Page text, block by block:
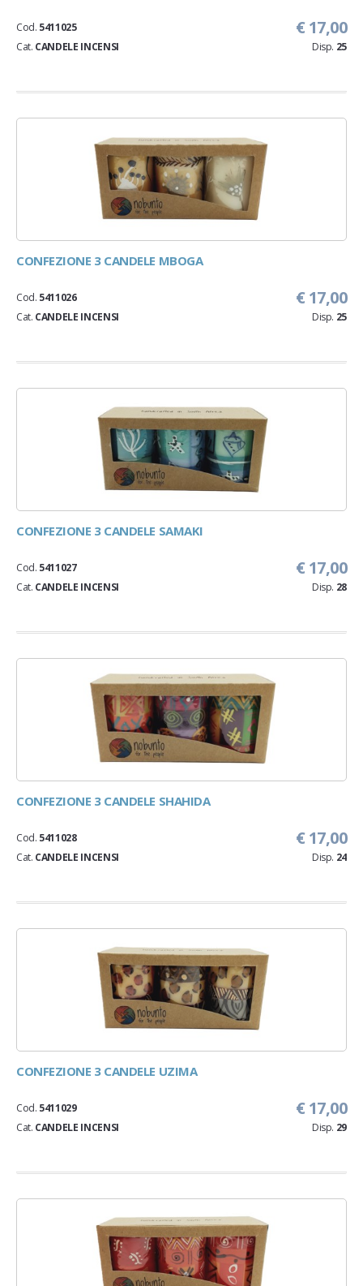
€ 17,00
Cod. 5411025
Cat. CANDELE INCENSI Disp. 25
CONFEZIONE 3 CANDELE MBOGA
€ 17,00
Cod. 5411026
Cat. CANDELE INCENSI Disp. 25
CONFEZIONE 3 CANDELE SAMAKI
€ 17,00
Cod. 5411027
Cat. CANDELE INCENSI Disp. 28
CONFEZIONE 3 CANDELE SHAHIDA
€ 17,00
Cod. 5411028
Cat. CANDELE INCENSI Disp. 24
CONFEZIONE 3 CANDELE UZIMA
€ 17,00
Cod. 5411029
Cat. CANDELE INCENSI Disp. 29